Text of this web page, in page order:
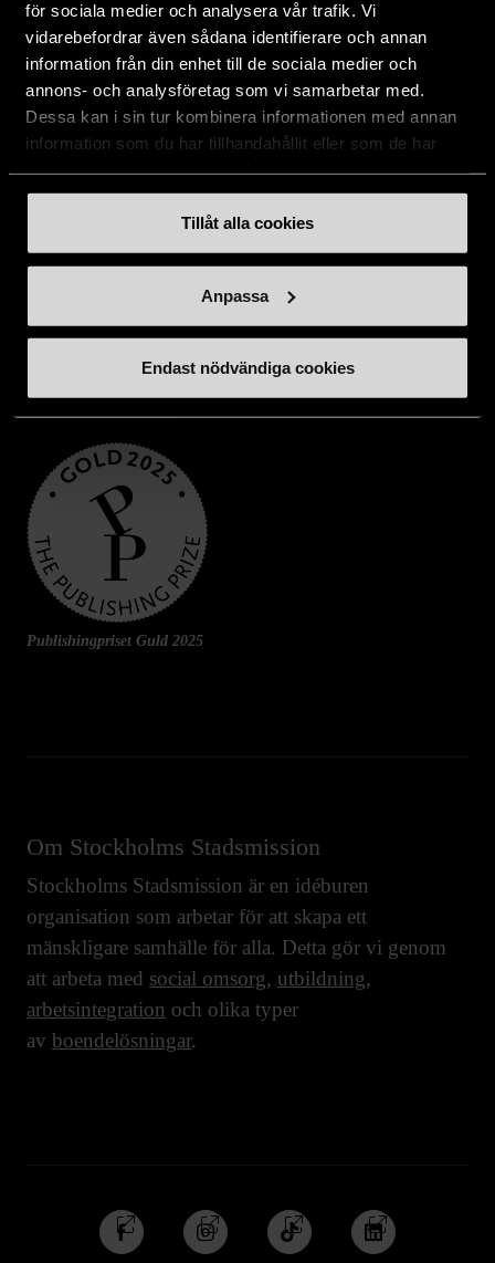
för sociala medier och analysera vår trafik. Vi
vidarebefordrar även sådana identifierare och annan
information från din enhet till de sociala medier och
annons- och analysföretag som vi samarbetar med.
Dessa kan i sin tur kombinera informationen med annan
information som du har tillhandahållit eller som de har
Tillåt alla cookies
Anpassa
Endast nödvändiga cookies
Plusgiro: 900351-8
Publishingpriset Guld 2025
Om Stockholms Stadsmission
Stockholms Stadsmission är en idéburen
organisation som arbetar för att skapa ett
mänskligare samhälle för alla. Detta gör vi genom
att arbeta med social omsorg, utbildning,
arbetsintegration och olika typer
av boendelösningar.
Följ
oss
Följ
oss
Följ
oss
Följ
oss